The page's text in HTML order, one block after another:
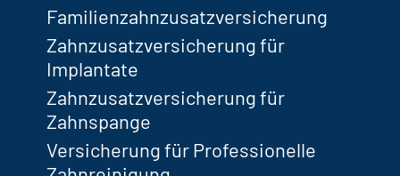
Familienzahnzusatzversicherung
Zahnzusatzversicherung für
Implantate
Zahnzusatzversicherung für
Zahnspange
Versicherung für Professionelle